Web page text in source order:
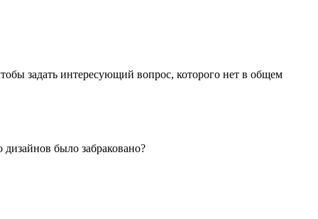
задать интересующий вопрос, которого нет в общем
было забраковано?